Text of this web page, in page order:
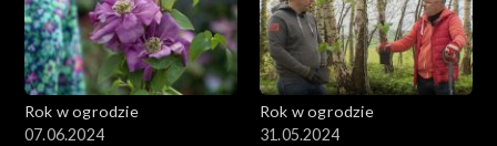
Rok w ogrodzie
07.06.2024
Rok w ogrodzie
31.05.2024